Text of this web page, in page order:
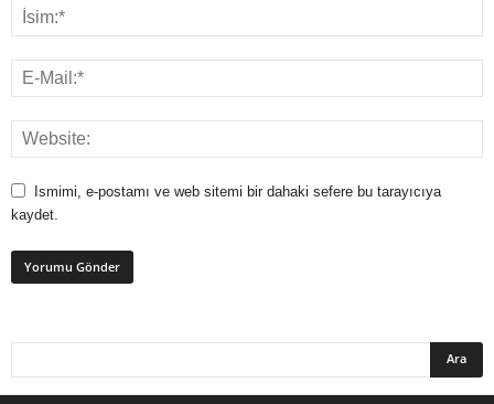
Ismimi, e-postamı ve web sitemi bir dahaki sefere bu tarayıcıya
kaydet.